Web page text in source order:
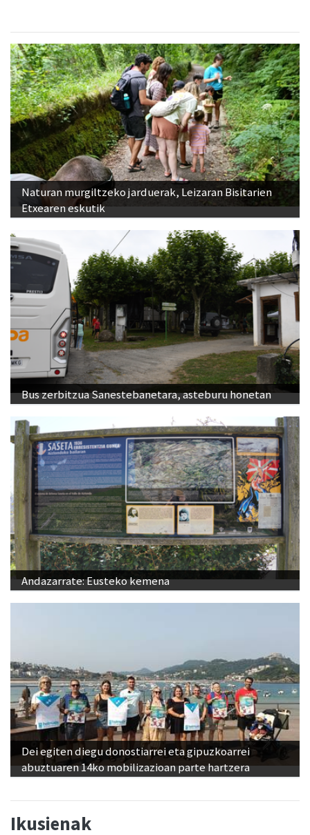
Naturan murgiltzeko jarduerak, Leizaran Bisitarien
Etxearen eskutik
Bus zerbitzua Sanestebanetara, asteburu honetan
Andazarrate: Eusteko kemena
Dei egiten diegu donostiarrei eta gipuzkoarrei
abuztuaren 14ko mobilizazioan parte hartzera
Ikusienak